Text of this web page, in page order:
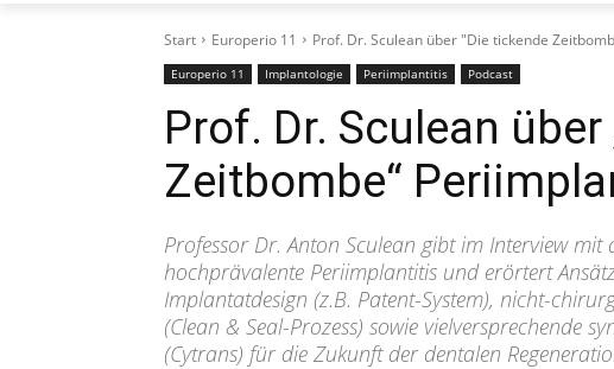
Start Europerio 11 Prof. Dr. Sculean über "Die tickende
Europerio 11 Implantologie Periimplantitis Podcast
Prof. Dr. Sculean
Zeitbombe“
Professor Dr. Anton Sculean gibt im Interview mit
hochprävalente Periimplantitis und erörtert
Implantatdesign (z.B. Patent-System), nicht-
(Clean & Seal-Prozess) sowie vielversprechende
(Cytrans) für die Zukunft der dentalen